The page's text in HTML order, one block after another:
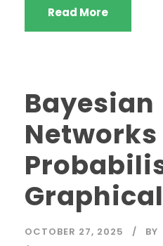
Read More
Bayesian
Networks
OCTOBER 27, 2025 BY